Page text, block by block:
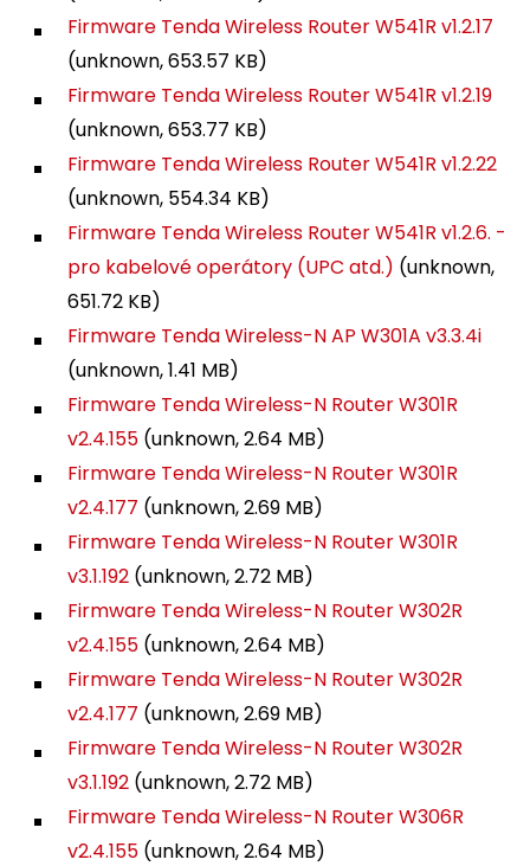
Firmware Tenda Wireless Router W541R v1.2.17
(unknown, 653.57 KB)
Firmware Tenda Wireless Router W541R v1.2.19
(unknown, 653.77 KB)
Firmware Tenda Wireless Router W541R v1.2.22
(unknown, 554.34 KB)
Firmware Tenda Wireless Router W541R v1.2.6. -
pro kabelové operátory (UPC atd.) (unknown,
651.72 KB)
Firmware Tenda Wireless-N AP W301A v3.3.4i
(unknown, 1.41 MB)
Firmware Tenda Wireless-N Router W301R
v2.4.155 (unknown, 2.64 MB)
Firmware Tenda Wireless-N Router W301R
v2.4.177 (unknown, 2.69 MB)
Firmware Tenda Wireless-N Router W301R
v3.1.192 (unknown, 2.72 MB)
Firmware Tenda Wireless-N Router W302R
v2.4.155 (unknown, 2.64 MB)
Firmware Tenda Wireless-N Router W302R
v2.4.177 (unknown, 2.69 MB)
Firmware Tenda Wireless-N Router W302R
v3.1.192 (unknown, 2.72 MB)
Firmware Tenda Wireless-N Router W306R
v2.4.155 (unknown, 2.64 MB)